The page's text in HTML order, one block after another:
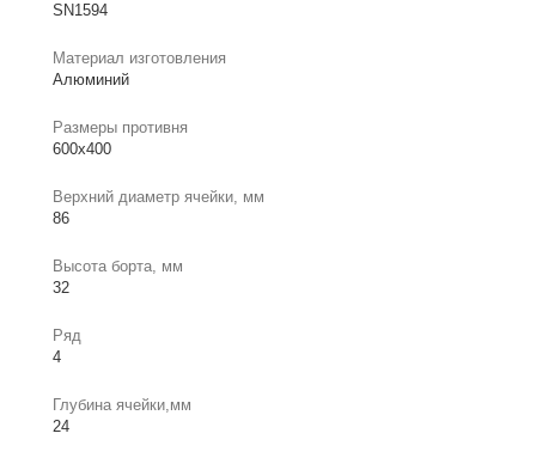
SN1594
Материал изготовления
Алюминий
Размеры противня
600x400
Верхний диаметр ячейки, мм
86
Высота борта, мм
32
Ряд
4
Глубина ячейки,мм
24